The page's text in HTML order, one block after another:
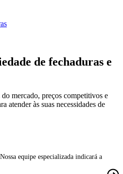
de fechaduras e
mercado, preços competitivos e
atender às suas necessidades de
equipe especializada indicará a